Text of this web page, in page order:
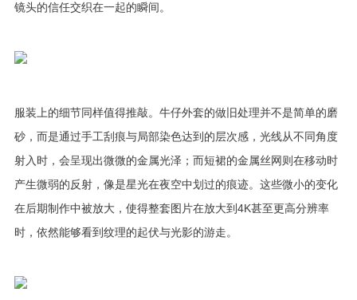
镜头的信任交织在一起的瞬间。
服装上的细节同样值得推敲。牛仔外套的做旧处理并不是简单的磨
砂，而是通过手工刮痕与局部染色达到的层次感，光线从不同角度
射入时，会呈现出微微的金属光泽；而短裙的金属丝网则在移动时
产生微弱的反射，像是星光在夜空中划过的痕迹。这些微小的变化
在后期制作中被放大，使得整套图片在放大到4K甚至更高分辨率
时，依然能够看到纹理的起伏与光影的游走。